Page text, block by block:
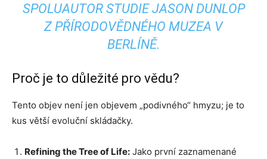
SPOLUAUTOR STUDIE JASON DUNLOP
Z PŘÍRODOVĚDNÉHO MUZEA V
BERLÍNĚ.
Proč je to důležité pro vědu?
Tento objev není jen objevem „podivného“ hmyzu; je to
kus větší evoluční skládačky.
Refining the Tree of Life: Jako první zaznamenané